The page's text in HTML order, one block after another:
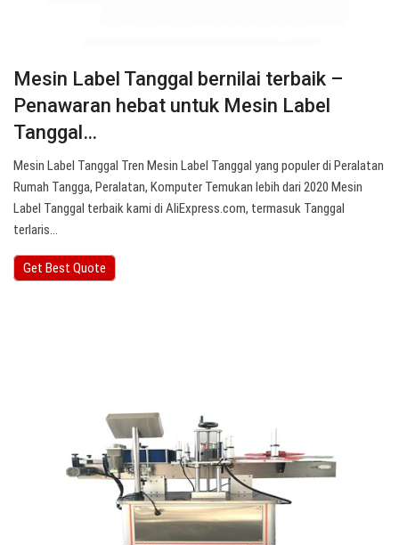
Mesin Label Tanggal bernilai terbaik –
Penawaran hebat untuk Mesin Label
Tanggal…
Mesin Label Tanggal Tren Mesin Label Tanggal yang populer di Peralatan
Rumah Tangga, Peralatan, Komputer Temukan lebih dari 2020 Mesin
Label Tanggal terbaik kami di AliExpress.com, termasuk Tanggal
terlaris…
Get Best Quote